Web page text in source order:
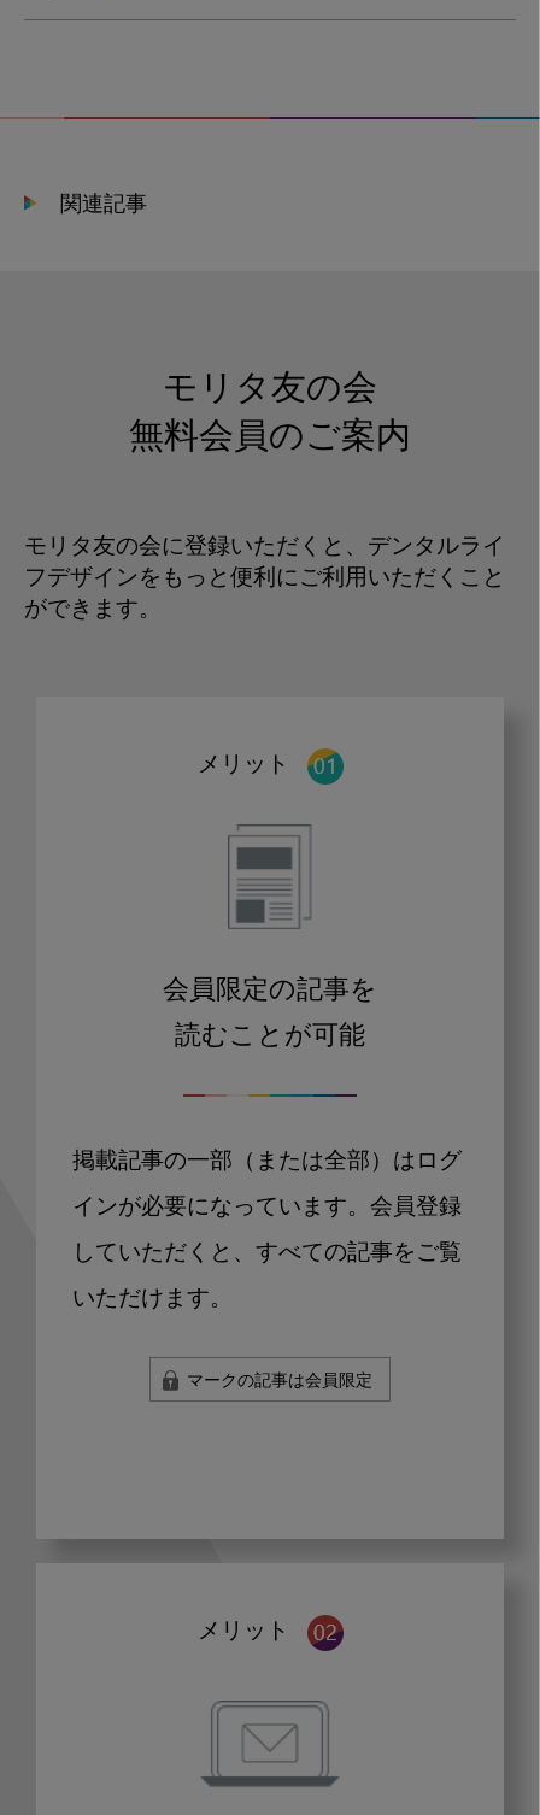
関連記事
モリタ友の会
無料会員のご案内
モリタ友の会に登録いただくと、デンタルライ
フデザインをもっと便利にご利用いただくこと
ができます。
メリット
会員限定の記事を
読むことが可能
掲載記事の一部（または全部）はログ
インが必要になっています。会員登録
していただくと、すべての記事をご覧
いただけます。
マークの記事は会員限定
メリット